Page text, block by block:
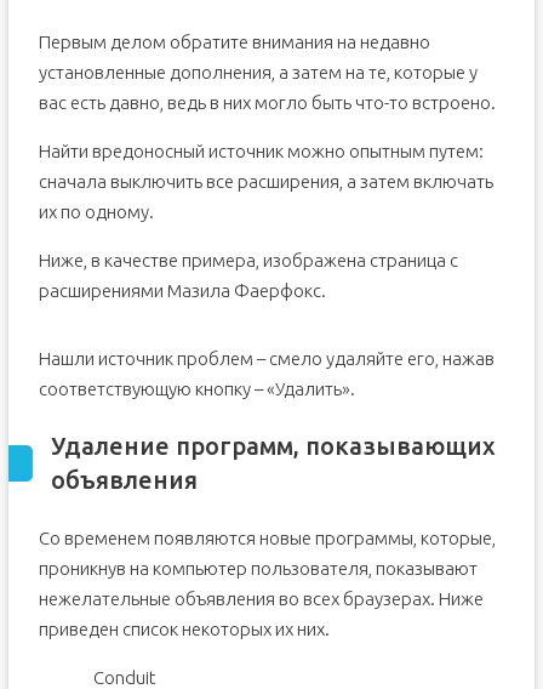
Первым делом обратите внимания на недавно
установленные дополнения, а затем на те, которые у
вас есть давно, ведь в них могло быть что-то встроено.
Найти вредоносный источник можно опытным путем:
сначала выключить все расширения, а затем включать
их по одному.
Ниже, в качестве примера, изображена страница с
расширениями Мазила Фаерфокс.
Нашли источник проблем – смело удаляйте его, нажав
соответствующую кнопку – «Удалить».
Удаление программ, показывающих
объявления
Со временем появляются новые программы, которые,
проникнув на компьютер пользователя, показывают
нежелательные объявления во всех браузерах. Ниже
приведен список некоторых их них.
Conduit